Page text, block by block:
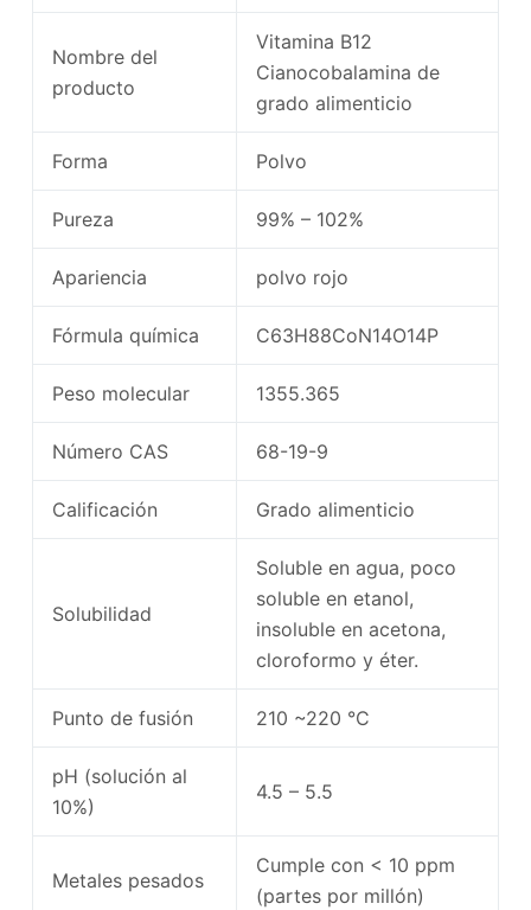
Nombre del
producto
Vitamina B12
Cianocobalamina de
grado alimenticio
Forma Polvo
Pureza 99% – 102%
Apariencia polvo rojo
Fórmula química C63H88CoN14O14P
Peso molecular 1355.365
Número CAS 68-19-9
Calificación Grado alimenticio
Solubilidad
Soluble en agua, poco
soluble en etanol,
insoluble en acetona,
cloroformo y éter.
Punto de fusión 210 ~220 °C
pH (solución al
10%)
4.5 – 5.5
Metales pesados
Cumple con < 10 ppm
(partes por millón)